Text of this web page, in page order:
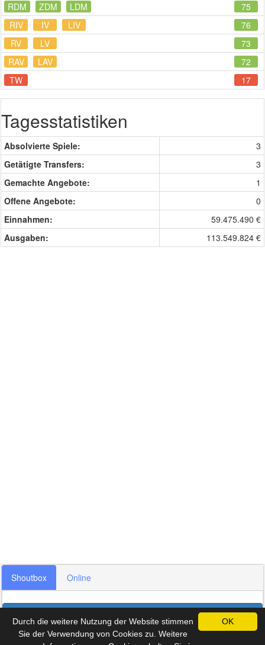
RDM
ZDM LDM
75
RIV
IV LIV
76
RV
LV
73
RAV
LAV
72
TW
17
Tagesstatistiken
Absolvierte Spiele:
3
Getätigte Transfers:
3
Gemachte Angebote:
1
Offene Angebote:
0
Einnahmen:
59.475.490 €
Ausgaben:
113.549.824 €
Shoutbox Online
OK
Durch die weitere Nutzung der Website stimmen
Sie der Verwendung von Cookies zu. Weitere